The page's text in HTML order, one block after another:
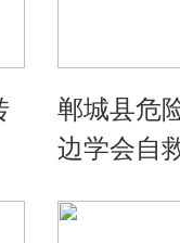
郸城县危
边学会自